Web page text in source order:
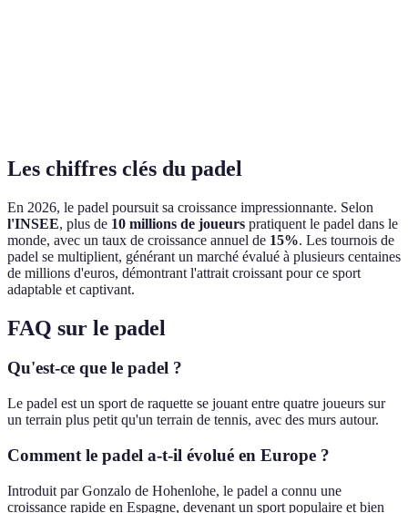
Les chiffres clés du padel
En 2026, le padel poursuit sa croissance impressionnante. Selon
l'INSEE, plus de 10 millions de joueurs pratiquent le padel dans le
monde, avec un taux de croissance annuel de 15%. Les tournois de
padel se multiplient, générant un marché évalué à plusieurs centaines
de millions d'euros, démontrant l'attrait croissant pour ce sport
adaptable et captivant.
FAQ sur le padel
Qu'est-ce que le padel ?
Le padel est un sport de raquette se jouant entre quatre joueurs sur
un terrain plus petit qu'un terrain de tennis, avec des murs autour.
Comment le padel a-t-il évolué en Europe ?
Introduit par Gonzalo de Hohenlohe, le padel a connu une
croissance rapide en Espagne, devenant un sport populaire et bien